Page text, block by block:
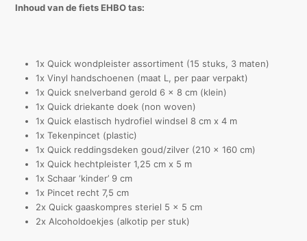
Inhoud van de fiets EHBO tas:
1x Quick wondpleister assortiment (15 stuks, 3 maten)
1x Vinyl handschoenen (maat L, per paar verpakt)
1x Quick snelverband gerold 6 x 8 cm (klein)
1x Quick driekante doek (non woven)
1x Quick elastisch hydrofiel windsel 8 cm x 4 m
1x Tekenpincet (plastic)
1x Quick reddingsdeken goud/zilver (210 x 160 cm)
1x Quick hechtpleister 1,25 cm x 5 m
1x Schaar ‘kinder’ 9 cm
1x Pincet recht 7,5 cm
2x Quick gaaskompres steriel 5 x 5 cm
2x Alcoholdoekjes (alkotip per stuk)